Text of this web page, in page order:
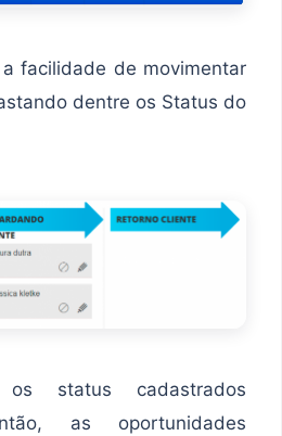
facilidade de movimentar
dentre os Status do
status cadastrados
as oportunidades